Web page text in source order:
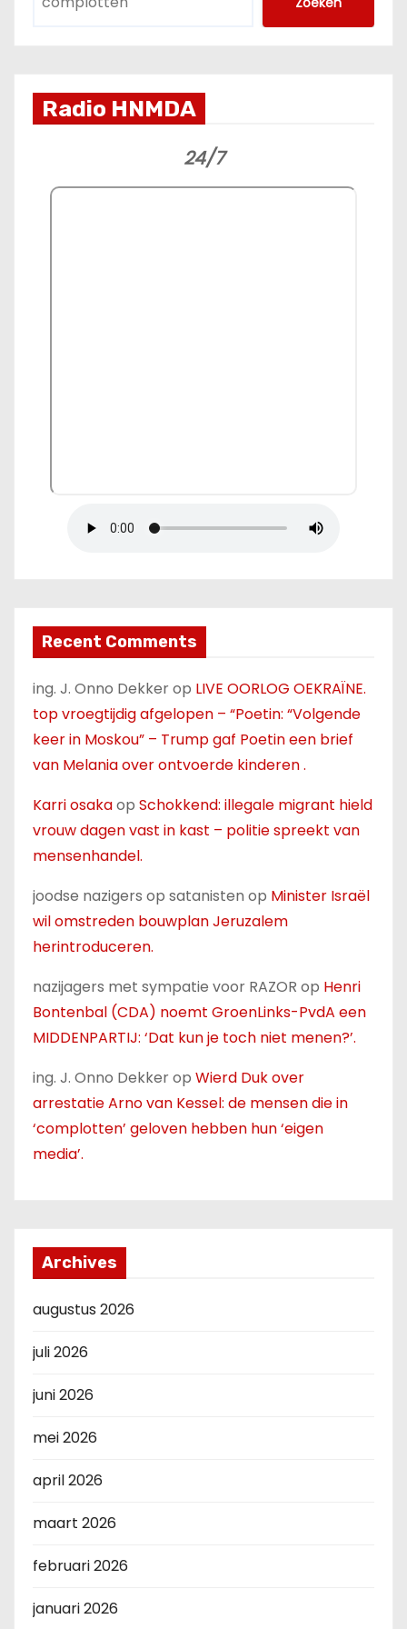
Radio HNMDA
24/7
Recent Comments
ing. J. Onno Dekkerop LIVE OORLOG OEKRAÏNE.
top vroegtijdig afgelopen – “Poetin: “Volgende
keer in Moskou” – Trump gaf Poetin een brief
van Melania over ontvoerde kinderen .
Karri osakaop Schokkend: illegale migrant hield
vrouw dagen vast in kast – politie spreekt van
mensenhandel.
joodse nazigers op satanisten op Minister Israël
wil omstreden bouwplan Jeruzalem
herintroduceren.
nazijagers met sympatie voor RAZOR op Henri
Bontenbal (CDA) noemt GroenLinks-PvdA een
MIDDENPARTIJ: ‘Dat kun je toch niet menen?’.
ing. J. Onno Dekkerop Wierd Duk over
arrestatie Arno van Kessel: de mensen die in
‘complotten’ geloven hebben hun ‘eigen
media’.
Archives
augustus 2026
juli 2026
juni 2026
mei 2026
april 2026
maart 2026
februari 2026
januari 2026